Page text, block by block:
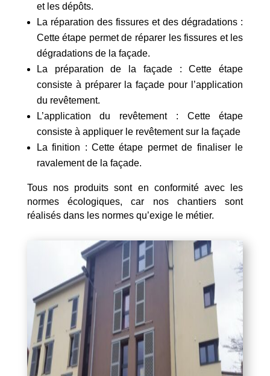
et les dépôts.
La réparation des fissures et des dégradations :
Cette étape permet de réparer les fissures et les
dégradations de la façade.
La préparation de la façade : Cette étape
consiste à préparer la façade pour l’application
du revêtement.
L’application du revêtement : Cette étape
consiste à appliquer le revêtement sur la façade
La finition : Cette étape permet de finaliser le
ravalement de la façade.
Tous nos produits sont en conformité avec les
normes écologiques, car nos chantiers sont
réalisés dans les normes qu’exige le métier.